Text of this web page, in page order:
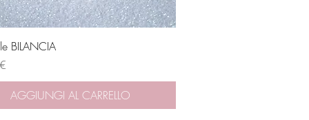
Vista rapida
BILANCIA
AGGIUNGI AL CARRELLO